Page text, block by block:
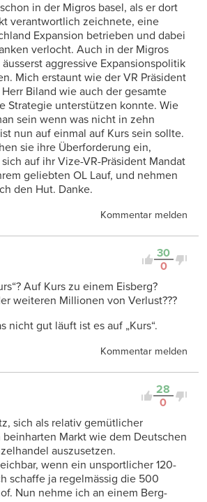
in der Migros basel, als er dort
verantwortlich zeichnete, eine
Expansion betrieben und dabei
verlocht. Auch in der Migros
aggressive Expansionspolitik
Mich erstaunt wie der VR Präsident
Biland wie auch der gesamte
Strategie unterstützen konnte. Wie
sein wenn was nicht in zehn
nun auf einmal auf Kurs sein sollte.
sie ihre Überforderung ein,
auf ihr Vize-VR-Präsident Mandat
geliebten OL Lauf, und nehmen
den Hut. Danke.
Kommentar melden
30
0
Auf Kurs zu einem Eisberg?
weiteren Millionen von Verlust???
nicht gut läuft ist es auf „Kurs“.
Kommentar melden
28
0
sich als relativ gemütlicher
Markt wie dem Deutschen
auszusetzen.
wenn ein unsportlicher 120-
schaffe ja regelmässig die 500
Nun nehme ich an einem Berg-